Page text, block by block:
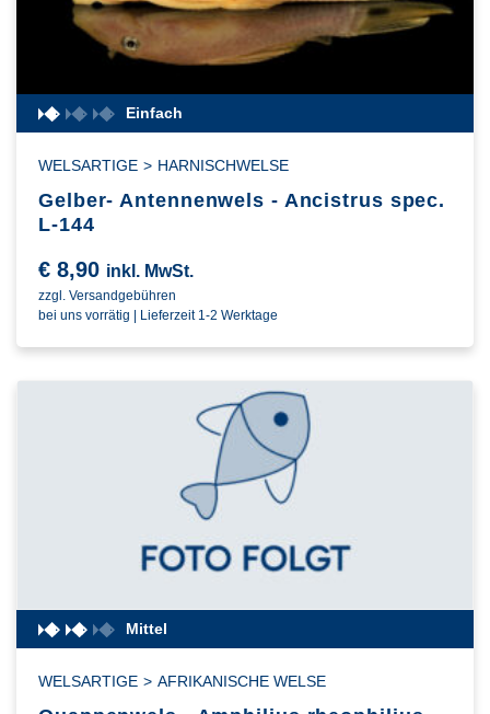
Einfach
WELSARTIGE > HARNISCHWELSE
Gelber- Antennenwels - Ancistrus spec.
L-144
€ 8,90 inkl. MwSt.
zzgl. Versandgebühren
bei uns vorrätig | Lieferzeit 1-2 Werktage
Mittel
WELSARTIGE > AFRIKANISCHE WELSE